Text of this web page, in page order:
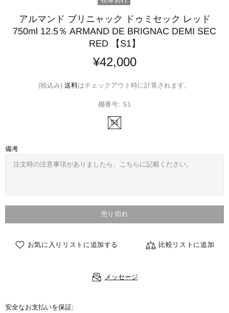
アルマンド ブリニャック ドゥミセック レッド
750ml 12.5％ ARMAND DE BRIGNAC DEMI SEC
RED 【S1】
¥42,000
(税込み) 送料はチェックアウト時に計算されます。
棚番号: S1
S1
備考
売り切れ
お気に入りリストに追加する 比較リストに追加
メッセージ
安全なお支払いを保証: